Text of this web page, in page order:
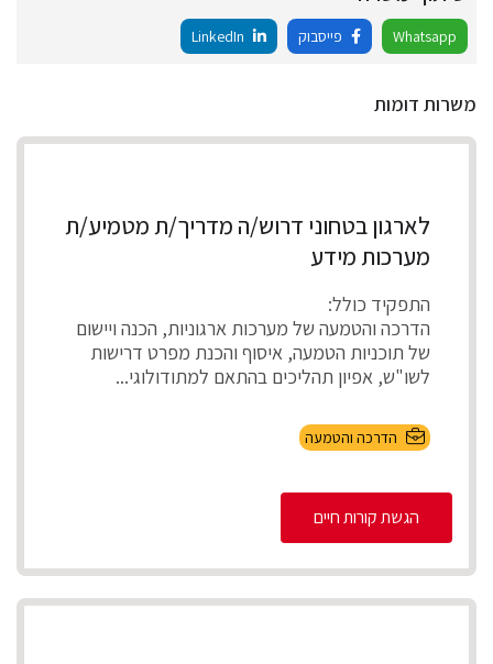
Whatsapp פייסבוק
משרות דומות
לארגון בטחוני דרוש/ה מדריך/ת מטמיע/ת
מערכות מידע
התפקיד כולל:
הדרכה והטמעה של מערכות ארגוניות, הכנה ויישום
של תוכניות הטמעה, איסוף והכנת מפרט דרישות
לשו"ש, אפיון תהליכים בהתאם למתודולוגי...
הדרכה והטמעה
הגשת קורות חיים